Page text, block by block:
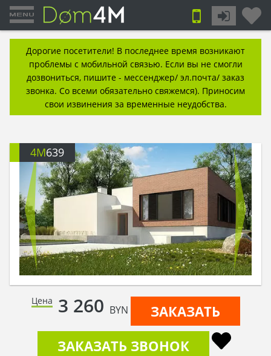
Дорогие посетители! В последнее время возникают
проблемы с мобильной связью. Если вы не смогли
дозвониться, пишите - мессенджер/ эл.почта/ заказ
звонка. Со всеми обязательно свяжемся). Приносим
свои извинения за временные неудобства.
4M639
Цена 3 260 BYN
ЗАКАЗАТЬ
ЗАКАЗАТЬ ЗВОНОК